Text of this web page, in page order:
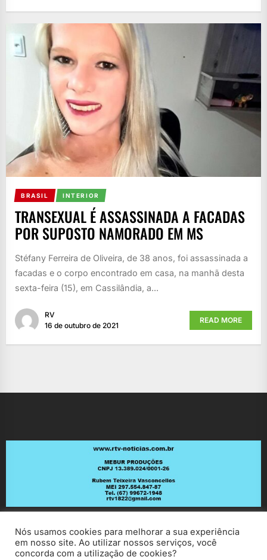
BRASIL INTERIOR
TRANSEXUAL É ASSASSINADA A FACADAS
POR SUPOSTO NAMORADO EM MS
Stéfany Ferreira de Oliveira, de 38 anos, foi assassinada a
facadas e o corpo encontrado em casa, na manhã desta
sexta-feira (15), em Cassilândia, a...
RV
16 de outubro de 2021
READ MORE
Nós usamos cookies para melhorar a sua experiência
em nosso site. Ao utilizar nossos serviços, você
concorda com a utilização de cookies?